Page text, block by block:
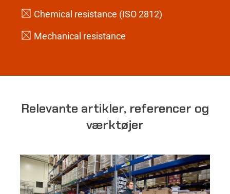
Chemical resistance (ISO 2812)
Mechanical resistance
Relevante artikler, referencer og
værktøjer